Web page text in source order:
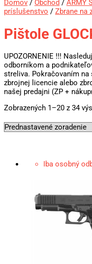
Domov / Obchod / ARMY
príslušenstvo / Zbrane na
Pištole
UPOZORNENIE !!!
odborníkom a
streliva. Pokračovaním
zbrojnej licencie alebo
našej predajni (ZP +
Zobrazených 1–20 z 34
Iba osobný